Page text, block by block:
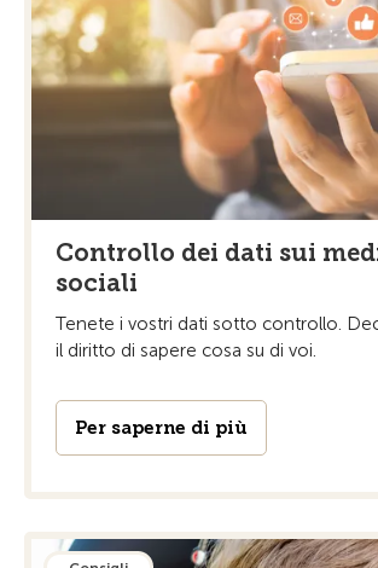
Controllo dei dati sui
sociali
Tenete i vostri dati sotto controllo.
il diritto di sapere cosa su di voi.
Per saperne di più